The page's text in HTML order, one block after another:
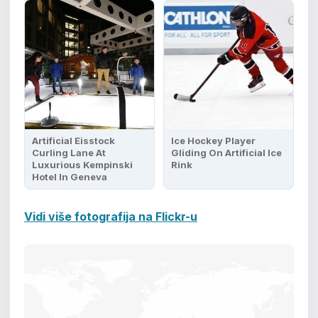
Artificial Eisstock
Curling Lane At
Luxurious Kempinski
Hotel In Geneva
Ice Hockey Player
Gliding On Artificial Ice
Rink
Vidi više fotografija na Flickr-u